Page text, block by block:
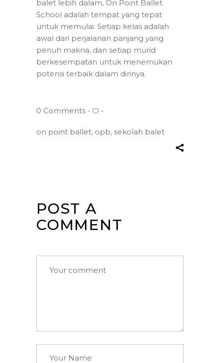
balet lebih dalam, On Point Ballet
School adalah tempat yang tepat
untuk memulai. Setiap kelas adalah
awal dari perjalanan panjang yang
penuh makna, dan setiap murid
berkesempatan untuk menemukan
potensi terbaik dalam dirinya.
0 Comments
on point ballet, opb, sekolah balet
POST A
COMMENT